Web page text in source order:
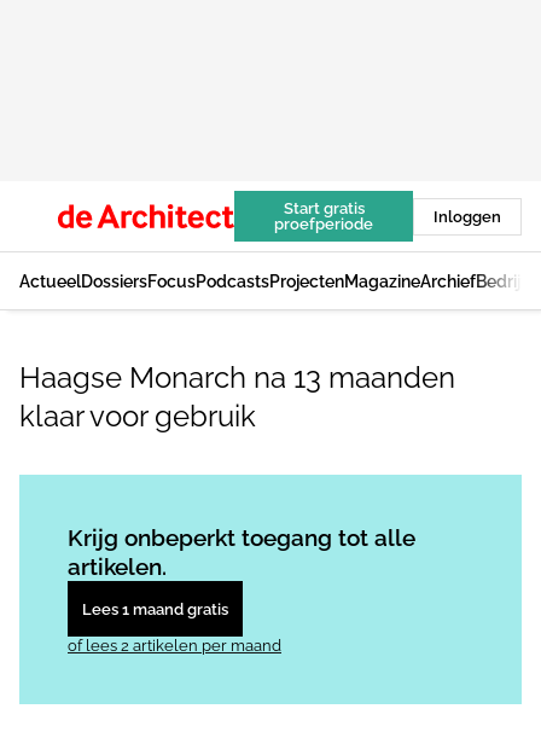
Start gratis
proefperiode
Inloggen
ActueelDossiersFocusPodcastsProjectenMagazineArchief
Haagse Monarch na 13 maanden
klaar voor gebruik
Krijg onbeperkt toegang tot alle
artikelen.
Lees 1 maand gratis
of lees 2 artikelen per maand